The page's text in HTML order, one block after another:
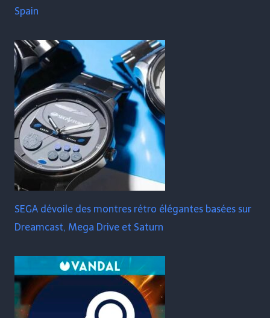
Spain
SEGA dévoile des montres rétro élégantes basées sur
Dreamcast, Mega Drive et Saturn